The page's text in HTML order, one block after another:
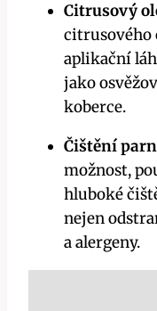
Citrusový
citrusového
aplikační
jako
koberce.
Čištění
možnost,
hluboké
nejen
a alergeny.